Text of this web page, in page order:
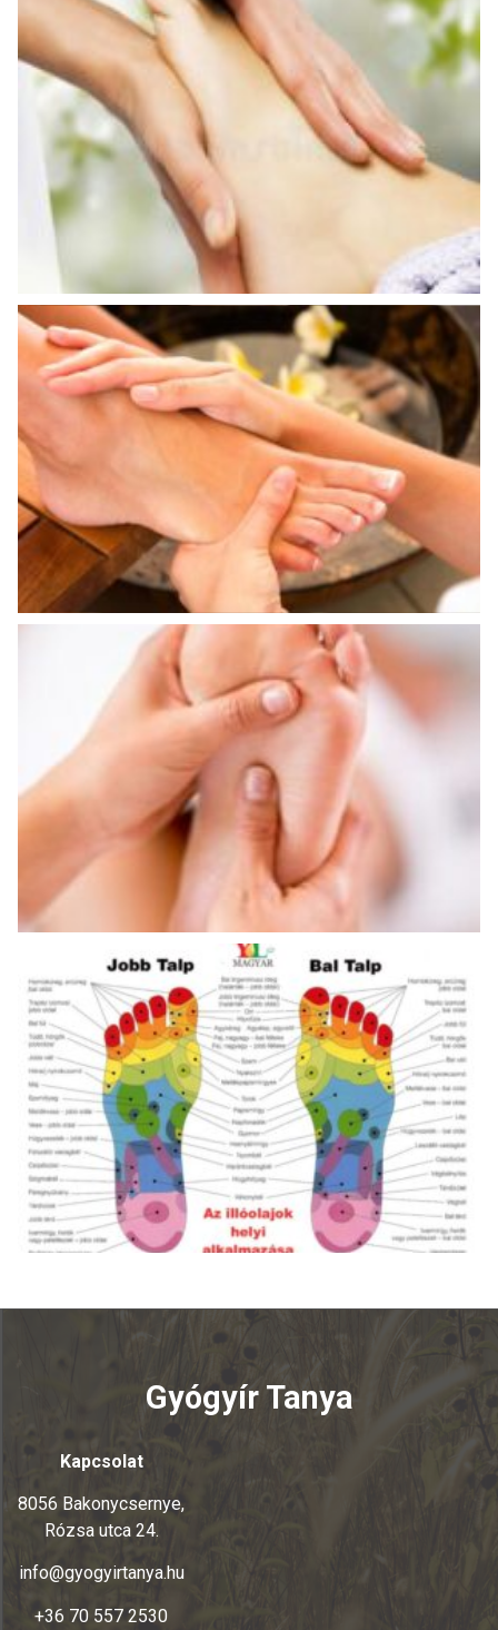
Gyógyír Tanya
Kapcsolat
8056 Bakonycsernye,
Rózsa utca 24.
info@gyogyirtanya.hu
+36 70 557 2530